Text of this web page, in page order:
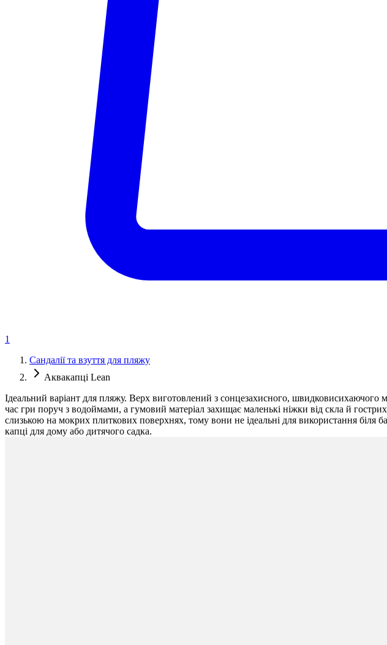
1
Сандалії та взуття для пляжу
Аквакапці Lean
Ідеальний варіант для пляжу. Верх виготовлений з сонцезахисного, швидковисихаючого
час гри поруч з водоймами, а гумовий матеріал захищає маленькі ніжки від скла й
слизькою на мокрих плиткових поверхнях, тому вони не ідеальні для використання
капці для дому або дитячого садка.